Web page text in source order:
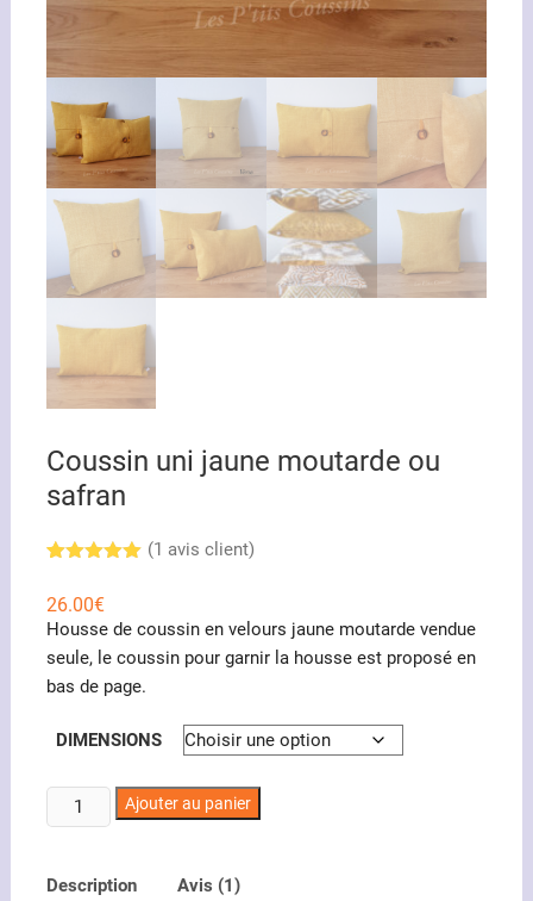
Coussin uni jaune moutarde ou
safran
sur 5
basé sur
notation
client
(1 avis client)
26.00€
Housse de coussin en velours jaune moutarde vendue
seule, le coussin pour garnir la housse est proposé en
bas de page.
DIMENSIONS
quantité
de
uni
Ajouter au panier
Description Avis (1)